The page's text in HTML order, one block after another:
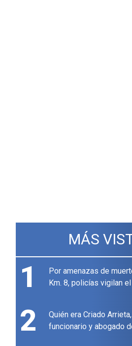
MÁS
1
Por amenazas de
Km. 8, policías vigilan
2
Quién era Criado
funcionario y abogado